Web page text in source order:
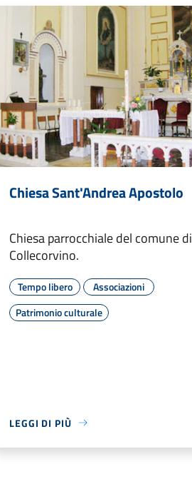
Chiesa Sant'Andrea Apostolo
Chiesa parrocchiale del comune di
Collecorvino.
Tempo libero
Associazioni
Patrimonio culturale
LEGGI DI PIÙ